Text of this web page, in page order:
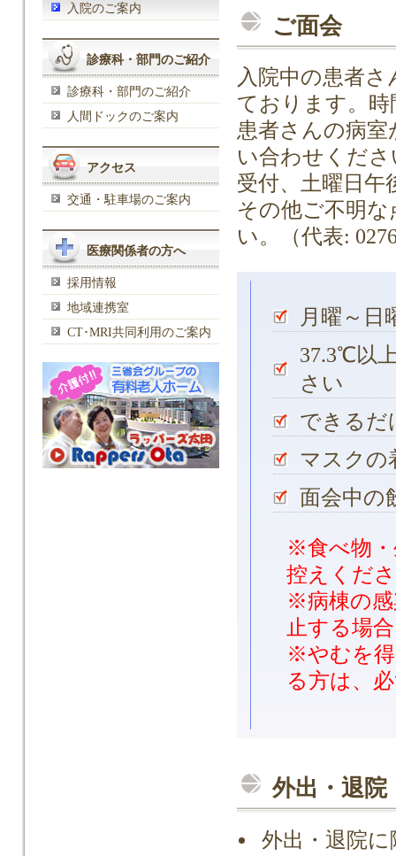
ご面会
入院中の患者
ております。
患者さんの病室
い合わせくだ
受付、土曜日午
その他ご不明
い。（代表:
月曜～日
37.3℃以
さい
できるだ
マスクの
面会中の
※食べ物・
控えくだ
※病棟の感
止する場
※やむを得
る方は、
外出・退院
外出・退院
入院のご案内
診療科・部門のご紹介
診療科・部門のご紹介
人間ドックのご案内
アクセス
交通・駐車場のご案内
医療関係者の方へ
採用情報
地域連携室
CT･MRI共同利用のご案内